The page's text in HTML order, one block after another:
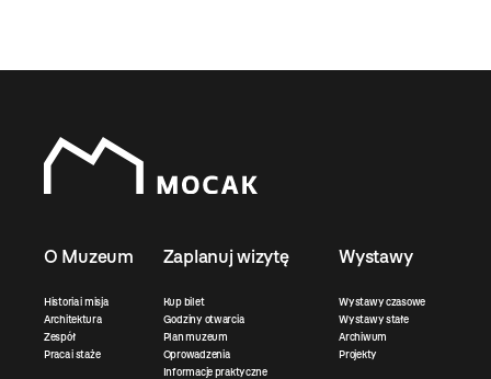
O Muzeum
Historia i misja
Architektura
Zespół
Praca i staże
Zaplanuj wizytę
Kup bilet
Godziny otwarcia
Plan muzeum
Oprowadzenia
Informacje praktyczne
Wystawy
Wystawy czasowe
Wystawy stałe
Archiwum
Projekty